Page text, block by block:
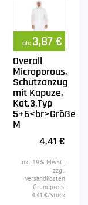
ab: 3,87 €
Overall
Microporous,
Schutzanzug
mit Kapuze,
Kat.3,Typ
5+6<br>Größe
M
4,41 €
Inkl. 19% MwSt.,
zzgl.
Versandkosten
Grundpreis:
4,41 €/Stück